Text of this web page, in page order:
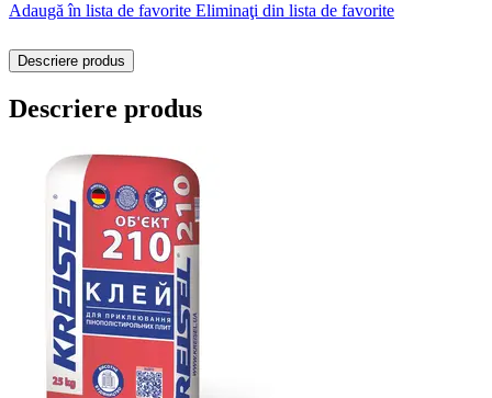
Adaugă în lista de favorite Eliminaţi din lista de favorite
Descriere produs
Descriere produs